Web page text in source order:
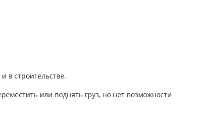
в строительстве.
или поднять груз, но нет возможности